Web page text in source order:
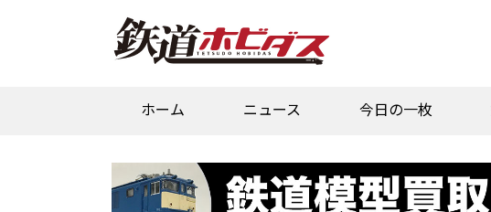
ホーム ニュース 今日の一枚